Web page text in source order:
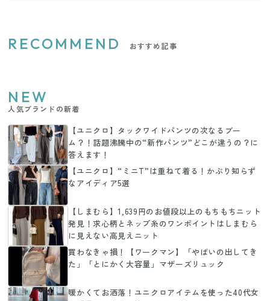
RECOMMEND おすすめ記事
NEW
人気ブランドの新着
【ユニクロ】タックワイドパンツの次なるブー
ム？！話題沸騰中の“新作パンツ”どこが違うの？に
答えます！
【ユニクロ】“ミニT”は重ねて着る！かぶり知らず
なアイディア5選
【しまむら】1,639円のお値段以上のもちもちニット
発見！求心柄とネップ糸のワンポイントはしまむら
に見えない高見えニット
買わなきゃ損！【ワークマン】「やばいの出してき
た」「とにかく大容量」マザーズリュック
暖かくてお洒落！ユニクロアイテムを使った40代女